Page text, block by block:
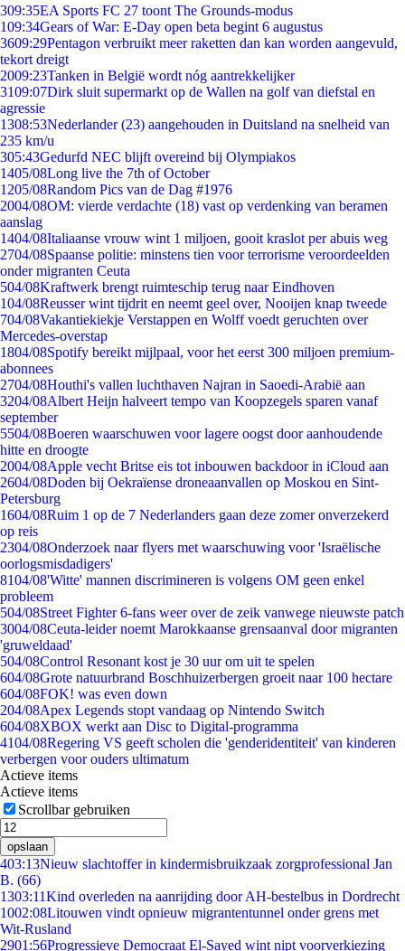
309:35EA Sports FC 27 toont The Grounds-modus
109:34Gears of War: E-Day open beta begint 6 augustus
3609:29Pentagon verbruikt meer raketten dan kan worden aangevuld,
tekort dreigt
2009:23Tanken in België wordt nóg aantrekkelijker
3109:07Dirk sluit supermarkt op de Wallen na golf van diefstal en
agressie
1308:53Nederlander (23) aangehouden in Duitsland na snelheid van
235 km/u
305:43Gedurfd NEC blijft overeind bij Olympiakos
1405/08Long live the 7th of October
1205/08Random Pics van de Dag #1976
2004/08OM: vierde verdachte (18) vast op verdenking van beramen
aanslag
1404/08Italiaanse vrouw wint 1 miljoen, gooit kraslot per abuis weg
2704/08Spaanse politie: minstens tien voor terrorisme veroordeelden
onder migranten Ceuta
504/08Kraftwerk brengt ruimteschip terug naar Eindhoven
104/08Reusser wint tijdrit en neemt geel over, Nooijen knap tweede
704/08Vakantiekiekje Verstappen en Wolff voedt geruchten over
Mercedes-overstap
1804/08Spotify bereikt mijlpaal, voor het eerst 300 miljoen premium-
abonnees
2704/08Houthi's vallen luchthaven Najran in Saoedi-Arabië aan
3204/08Albert Heijn halveert tempo van Koopzegels sparen vanaf
september
5504/08Boeren waarschuwen voor lagere oogst door aanhoudende
hitte en droogte
2004/08Apple vecht Britse eis tot inbouwen backdoor in iCloud aan
2604/08Doden bij Oekraïense droneaanvallen op Moskou en Sint-
Petersburg
1604/08Ruim 1 op de 7 Nederlanders gaan deze zomer onverzekerd
op reis
2304/08Onderzoek naar flyers met waarschuwing voor 'Israëlische
oorlogsmisdadigers'
8104/08'Witte' mannen discrimineren is volgens OM geen enkel
probleem
504/08Street Fighter 6-fans weer over de zeik vanwege nieuwste patch
3004/08Ceuta-leider noemt Marokkaanse grensaanval door migranten
'gruweldaad'
504/08Control Resonant kost je 30 uur om uit te spelen
604/08Grote natuurbrand Boschhuizerbergen groeit naar 100 hectare
604/08FOK! was even down
204/08Apex Legends stopt vandaag op Nintendo Switch
604/08XBOX werkt aan Disc to Digital-programma
4104/08Regering VS geeft scholen die 'genderidentiteit' van kinderen
verbergen voor ouders ultimatum
Actieve items
Actieve items
Scrollbar gebruiken
opslaan
403:13Nieuw slachtoffer in kindermisbruikzaak zorgprofessional Jan
B. (66)
1303:11Kind overleden na aanrijding door AH-bestelbus in Dordrecht
1002:08Litouwen vindt opnieuw migrantentunnel onder grens met
Wit-Rusland
2901:56Progressieve Democraat El-Sayed wint nipt voorverkiezing